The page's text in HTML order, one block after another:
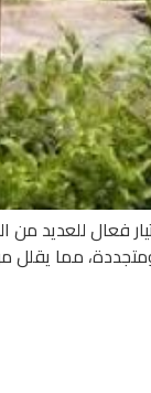
للعديد من
مما